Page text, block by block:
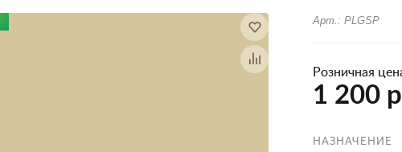
Арт.: PLGSP
Розничная
1 200
НАЗНАЧЕНИЕ